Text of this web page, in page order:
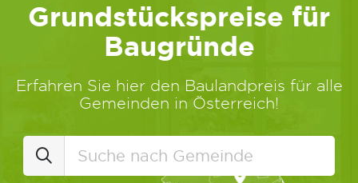
Grundstückspreise für
Baugründe
Erfahren Sie hier den Baulandpreis für alle
Gemeinden in Österreich!